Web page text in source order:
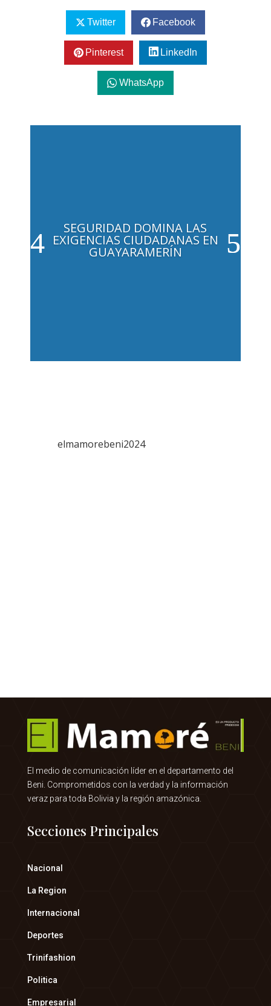
Twitter Facebook
Pinterest LinkedIn
WhatsApp
SEGURIDAD DOMINA LAS
EXIGENCIAS CIUDADANAS EN
GUAYARAMERÍN
elmamorebeni2024
El medio de comunicación líder en el departamento del
Beni. Comprometidos con la verdad y la información
veraz para toda Bolivia y la región amazónica.
Secciones Principales
Nacional
La Region
Internacional
Deportes
Trinifashion
Politica
Empresarial